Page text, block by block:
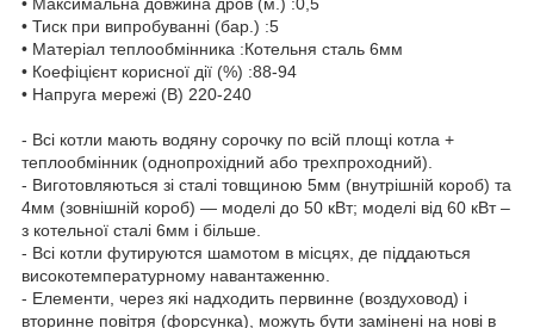
• Максимальна довжина дров (м.) :0,5
• Тиск при випробуванні (бар.) :5
• Матеріал теплообмінника :Котельня сталь 6мм
• Коефіцієнт корисної дії (%) :88-94
• Напруга мережі (В) 220-240
- Всі котли мають водяну сорочку по всій площі котла +
теплообмінник (однопрохідний або трехпроходний).
- Виготовляються зі сталі товщиною 5мм (внутрішній короб) та
4мм (зовнішній короб) ― моделі до 50 кВт; моделі від 60 кВт –
з котельної сталі 6мм і більше.
- Всі котли футируются шамотом в місцях, де піддаються
високотемпературному навантаженню.
- Елементи, через які надходить первинне (воздуховод) і
вторинне повітря (форсунка), можуть бути замінені на нові в